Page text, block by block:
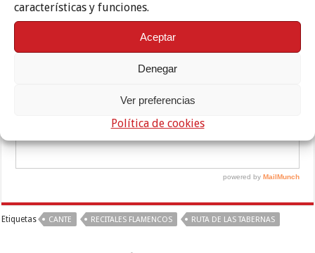
características y funciones.
Aceptar
Denegar
Ver preferencias
Política de cookies
Etiquetas CANTE RECITALES FLAMENCOS RUTA DE LAS TABERNAS